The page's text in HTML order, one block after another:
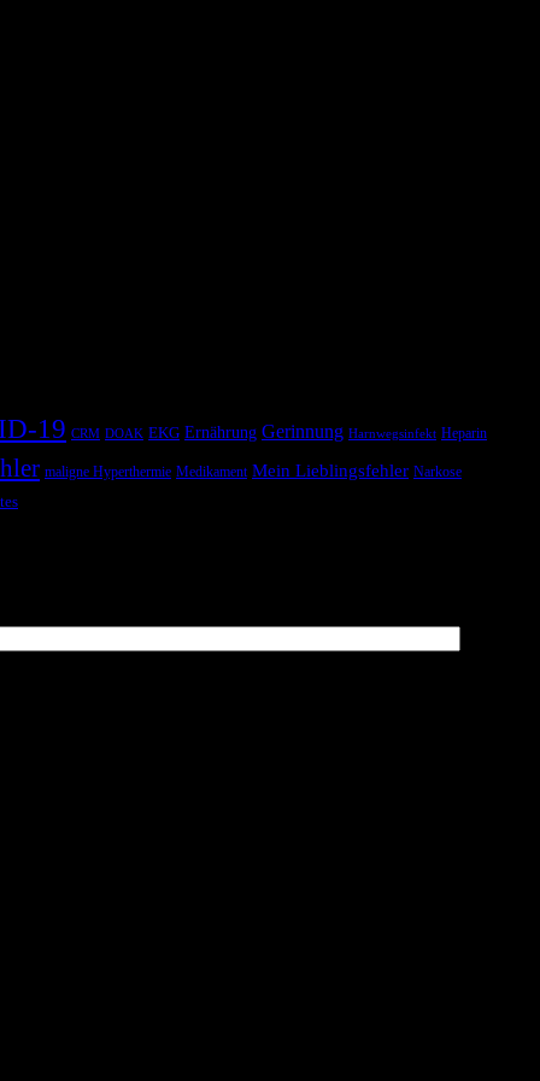
19 CRM DOAK EKG Ernährung Gerinnung Harnwegsinfekt Heparin
maligne Hyperthermie Medikament Mein Lieblingsfehler Narkose